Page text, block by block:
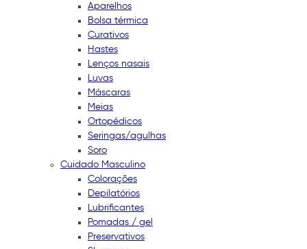
Aparelhos
Bolsa térmica
Curativos
Hastes
Lenços nasais
Luvas
Máscaras
Meias
Ortopédicos
Seringas/agulhas
Soro
Cuidado Masculino
Colorações
Depilatórios
Lubrificantes
Pomadas / gel
Preservativos